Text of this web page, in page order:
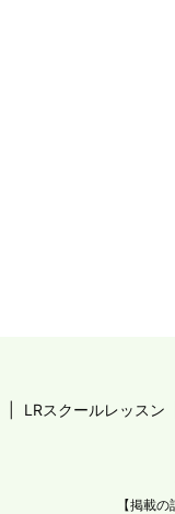
LRスクールレッスン
【掲載